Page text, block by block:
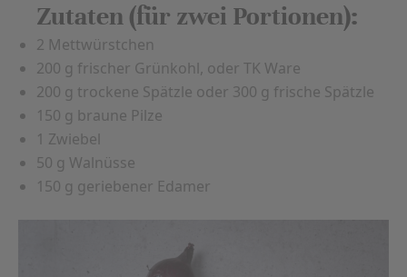
Zutaten (für zwei Portionen):
2 Mettwürstchen
200 g frischer Grünkohl, oder TK Ware
200 g trockene Spätzle oder 300 g frische Spätzle
150 g braune Pilze
1 Zwiebel
50 g Walnüsse
150 g geriebener Edamer